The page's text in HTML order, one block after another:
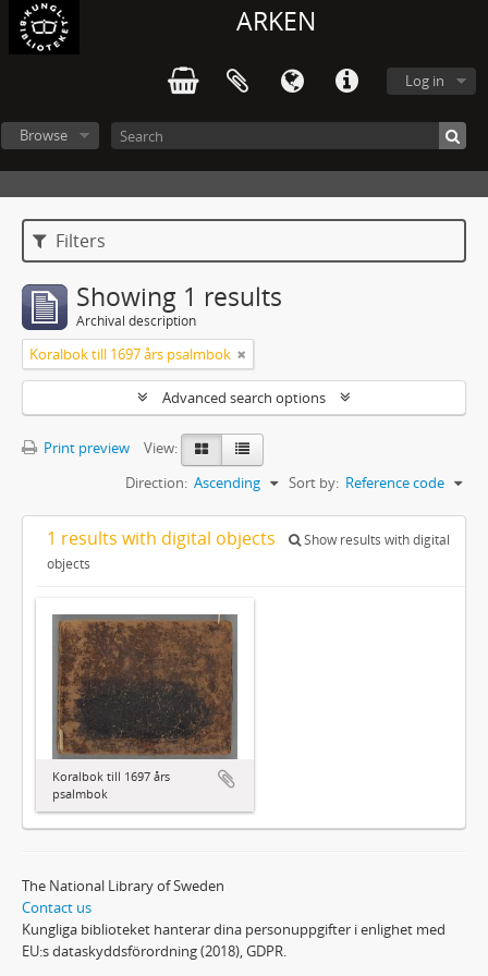
ARKEN
Log in
Browse
Filters
Showing 1 results
Archival description
Koralbok till 1697 års psalmbok
Advanced search options
Print preview
View:
Sort by: Reference code
Direction: Ascending
1 results with digital objects
Show results with digital
objects
Koralbok till 1697 års
psalmbok
The National Library of Sweden
Contact us
Kungliga biblioteket hanterar dina personuppgifter i enlighet med
EU:s dataskyddsförordning (2018), GDPR.